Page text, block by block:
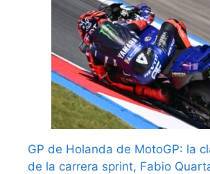
GP de Holanda de MotoGP: la
de la carrera sprint, Fabio